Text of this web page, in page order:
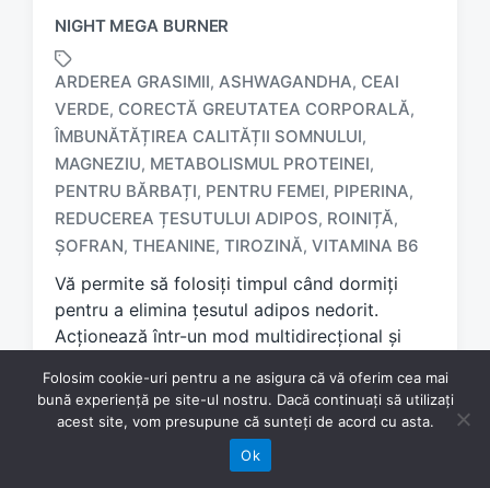
NIGHT MEGA BURNER
T
a
g
e
d
w
i
t
h
ARDEREA GRASIMII, ASHWAGANDHA, CEAI
VERDE, CORECTĂ GREUTATEA CORPORALĂ,
ÎMBUNĂTĂȚIREA CALITĂȚII SOMNULUI,
MAGNEZIU, METABOLISMUL PROTEINEI,
PENTRU BĂRBAȚI, PENTRU FEMEI, PIPERINA,
REDUCEREA ȚESUTULUI ADIPOS, ROINIȚĂ,
ŞOFRAN, THEANINE, TIROZINĂ, VITAMINA B6
Vă permite să folosiți timpul când dormiți
pentru a elimina țesutul adipos nedorit.
Acționează într-un mod multidirecțional și
corporale sănătoase și, în același timp,
facilitează obținerea unei stări de relaxare și
adormire. Imbunatateste calitatea somnului si
in acelasi timp stimuleaza metabolismul
Folosim cookie-uri pentru a ne asigura că vă oferim cea mai
bună experiență pe site-ul nostru. Dacă continuați să utilizați
acest site, vom presupune că sunteți de acord cu asta.
Ok